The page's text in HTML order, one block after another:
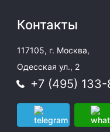
Контакты
117105, г. Москва,
Одесская ул., 2
+7 (495)